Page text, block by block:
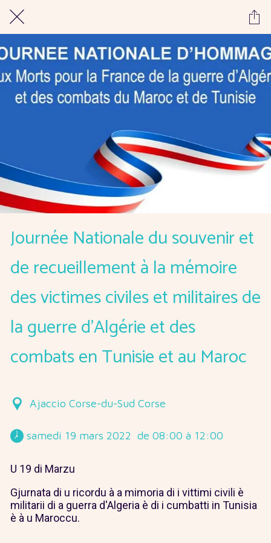
Journée Nationale du souvenir et
de recueillement à la mémoire
des victimes civiles et militaires de
la guerre d’Algérie et des
combats en Tunisie et au Maroc
Ajaccio Corse-du-Sud Corse
samedi 19 mars 2022  de 08:00 à 12:00
U 19 di Marzu
Gjurnata di u ricordu à a mimoria di i vittimi civili è
militarii di a guerra d'Algeria è di i cumbatti in Tunisia
è à u Maroccu.